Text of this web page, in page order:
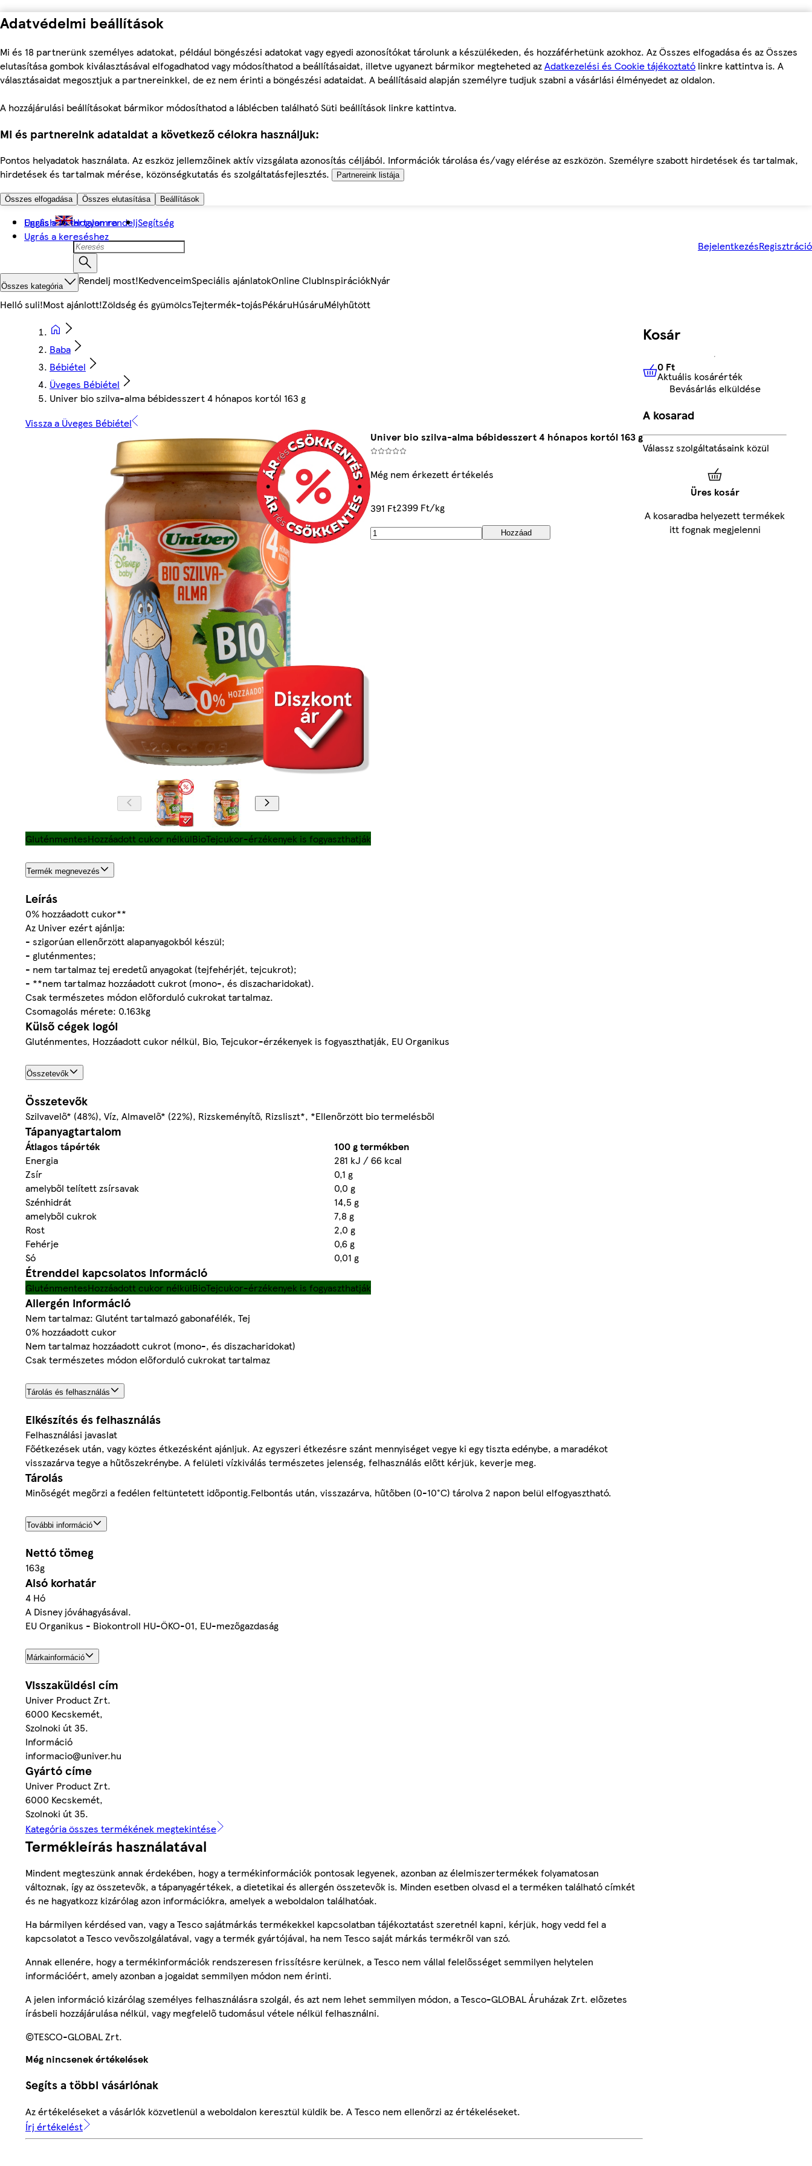
Adatvédelmi beállítások
Mi és 18 partnerünk személyes adatokat, például böngészési adatokat vagy egyedi azonosítókat tárolunk a készülékeden, és hozzáférhetünk azokhoz. Az Összes elfogadása és az Összes
elutasítása gombok kiválasztásával elfogadhatod vagy módosíthatod a beállításaidat, illetve ugyanezt bármikor megteheted azAdatkezelési és Cookie tájékoztató linkre kattintva is. A
választásaidat megosztjuk a partnereinkkel, de ez nem érinti a böngészési adataidat. A beállításaid alapján személyre tudjuk szabni a vásárlási élményedet az oldalon.
A hozzájárulási beállításokat bármikor módosíthatod a láblécben található Süti beállítások linkre kattintva.
Mi és partnereink adataidat a következő célokra használjuk:
Pontos helyadatok használata. Az eszköz jellemzőinek aktív vizsgálata azonosítás céljából. Információk tárolása és/vagy elérése az eszközön. Személyre szabott hirdetések és tartalmak,
hirdetések és tartalmak mérése, közönségkutatás és szolgáltatásfejlesztés.
Partnereink listája
Összes elfogadása Összes elutasítása Beállítások
Ugrás a fő tartalomra
Ugrás a kereséshez
English Hogyan rendeljSegítség
BejelentkezésRegisztráció
Összes kategória Rendelj most!KedvenceimSpeciális ajánlatokOnline ClubInspirációkNyár
Helló suli!Most ajánlott!Zöldség és gyümölcsTejtermék-tojásPékáruHúsáruMélyhűtött
Baba
Bébiétel
Üveges Bébiétel
Univer bio szilva-alma bébidesszert 4 hónapos kortól 163 g
Vissza a Üveges Bébiétel
Univer bio szilva-alma bébidesszert 4 hónapos kortól 163 g
Még nem érkezett értékelés
391 Ft2399 Ft/kg
Hozzáad
GluténmentesHozzáadott cukor nélkülBioTejcukor-érzékenyek is fogyaszthatják
Termék megnevezés
Leírás
0% hozzáadott cukor**
Az Univer ezért ajánlja:
- szigorúan ellenőrzött alapanyagokból készül;
- gluténmentes;
- nem tartalmaz tej eredetű anyagokat (tejfehérjét, tejcukrot);
- **nem tartalmaz hozzáadott cukrot (mono-, és diszacharidokat).
Csak természetes módon előforduló cukrokat tartalmaz.
Csomagolás mérete: 0.163kg
Külső cégek logói
Gluténmentes, Hozzáadott cukor nélkül, Bio, Tejcukor-érzékenyek is fogyaszthatják, EU Organikus
Összetevők
Összetevők
Szilvavelő* (48%), Víz, Almavelő* (22%), Rizskeményítő, Rizsliszt*, *Ellenőrzött bio termelésből
Tápanyagtartalom
Átlagos tápérték
100 g termékben
Energia
281 kJ / 66 kcal
Zsír
0,1 g
amelyből telített zsírsavak
0,0 g
Szénhidrát
14,5 g
amelyből cukrok
7,8 g
Rost
2,0 g
Fehérje
0,6 g
Só
0,01 g
Étrenddel kapcsolatos információ
GluténmentesHozzáadott cukor nélkülBioTejcukor-érzékenyek is fogyaszthatják
Allergén információ
Nem tartalmaz: Glutént tartalmazó gabonafélék, Tej
0% hozzáadott cukor
Nem tartalmaz hozzáadott cukrot (mono-, és diszacharidokat)
Csak természetes módon előforduló cukrokat tartalmaz
Tárolás és felhasználás
Elkészítés és felhasználás
Felhasználási javaslat
Főétkezések után, vagy köztes étkezésként ajánljuk. Az egyszeri étkezésre szánt mennyiséget vegye ki egy tiszta edénybe, a maradékot
visszazárva tegye a hűtőszekrénybe. A felületi vízkiválás természetes jelenség, felhasználás előtt kérjük, keverje meg.
Tárolás
Minőségét megőrzi a fedélen feltüntetett időpontig.Felbontás után, visszazárva, hűtőben (0-10°C) tárolva 2 napon belül elfogyasztható.
További információ
Nettó tömeg
163g
Alsó korhatár
4 Hó
A Disney jóváhagyásával.
EU Organikus - Biokontroll HU-ÖKO-01, EU-mezőgazdaság
Márkainformáció
Visszaküldési cím
Univer Product Zrt.
6000 Kecskemét,
Szolnoki út 35.
Információ
informacio@univer.hu
Gyártó címe
Univer Product Zrt.
6000 Kecskemét,
Szolnoki út 35.
Kategória összes termékének megtekintése
Termékleírás használatával
Mindent megteszünk annak érdekében, hogy a termékinformációk pontosak legyenek, azonban az élelmiszertermékek folyamatosan
változnak, így az összetevők, a tápanyagértékek, a dietetikai és allergén összetevők is. Minden esetben olvasd el a terméken található címkét
és ne hagyatkozz kizárólag azon információkra, amelyek a weboldalon találhatóak.
Ha bármilyen kérdésed van, vagy a Tesco sajátmárkás termékekkel kapcsolatban tájékoztatást szeretnél kapni, kérjük, hogy vedd fel a
kapcsolatot a Tesco vevőszolgálatával, vagy a termék gyártójával, ha nem Tesco saját márkás termékről van szó.
Annak ellenére, hogy a termékinformációk rendszeresen frissítésre kerülnek, a Tesco nem vállal felelősséget semmilyen helytelen
információért, amely azonban a jogaidat semmilyen módon nem érinti.
A jelen információ kizárólag személyes felhasználásra szolgál, és azt nem lehet semmilyen módon, a Tesco-GLOBAL Áruházak Zrt. előzetes
írásbeli hozzájárulása nélkül, vagy megfelelő tudomásul vétele nélkül felhasználni.
©TESCO-GLOBAL Zrt.
Még nincsenek értékelések
Segíts a többi vásárlónak
Az értékeléseket a vásárlók közvetlenül a weboldalon keresztül küldik be. A Tesco nem ellenőrzi az értékeléseket.
Írj értékelést
Kosár
0 FtAktuális kosárérték
0 Ft
Aktuális kosárérték
Bevásárlás elküldése
A kosarad
Válassz szolgáltatásaink közül
Üres kosár
A kosaradba helyezett termékek
itt fognak megjelenni